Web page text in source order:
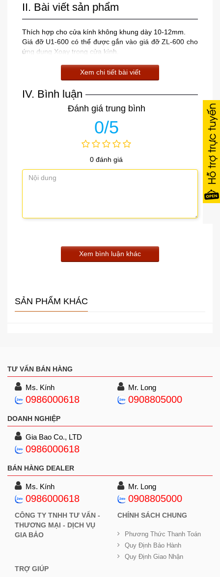
II. Bài viết sản phẩm
Thích hợp cho cửa kính không khung dày 10-12mm.
Giá đỡ U1-600 có thể được gắn vào giá đỡ ZL-600 cho
ứng dụng Xoay trong cửa kính.
Xem chi tiết bài viết
IV. Bình luận
Đánh giá trung bình
0/5
0 đánh giá
Xem bình luận khác
SẢN PHẨM KHÁC
TƯ VẤN BÁN HÀNG
Ms. Kính
0986000618
Mr. Long
0908805000
DOANH NGHIỆP
Gia Bao Co., LTD
0986000618
BÁN HÀNG DEALER
Ms. Kính
0986000618
Mr. Long
0908805000
CÔNG TY TNHH TƯ VẤN -
THƯƠNG MẠI - DỊCH VỤ
GIA BẢO
CHÍNH SÁCH CHUNG
Phương Thức Thanh Toán
Quy Định Bảo Hành
Quy Định Giao Nhận
TRỢ GIÚP